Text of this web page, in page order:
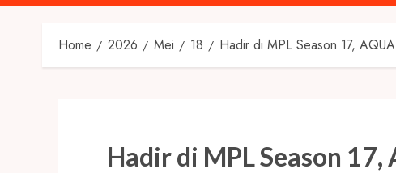
Home 2026 Mei 18 Hadir di MPL Season 17,
Hadir di MPL Season